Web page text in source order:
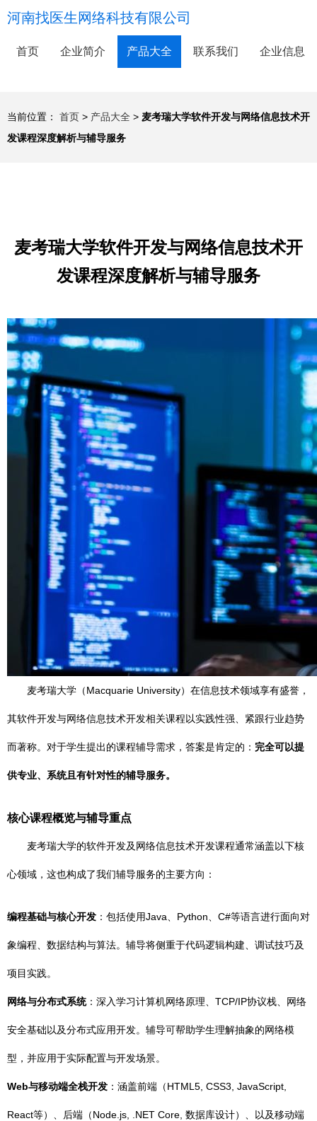
河南找医生网络科技有限公司
首页 企业简介 产品大全 联系我们 企业信息
当前位置： 首页 > 产品大全 > 麦考瑞大学软件开发与网络信息技术开
发课程深度解析与辅导服务
麦考瑞大学软件开发与网络信息技术开
发课程深度解析与辅导服务
麦考瑞大学（Macquarie University）在信息技术领域享有盛誉，
其软件开发与网络信息技术开发相关课程以实践性强、紧跟行业趋势
而著称。对于学生提出的课程辅导需求，答案是肯定的： 完全可以提
供专业、系统且有针对性的辅导服务。
核心课程概览与辅导重点
麦考瑞大学的软件开发及网络信息技术开发课程通常涵盖以下核
心领域，这也构成了我们辅导服务的主要方向：
编程基础与核心开发 ：包括使用Java、Python、C#等语言进行面向对
象编程、数据结构与算法。辅导将侧重于代码逻辑构建、调试技巧及
项目实践。
网络与分布式系统：深入学习计算机网络原理、TCP/IP协议栈、网络
安全基础以及分布式应用开发。辅导可帮助学生理解抽象的网络模
型，并应用于实际配置与开发场景。
Web与移动端全栈开发 ：涵盖前端（HTML5, CSS3, JavaScript,
React等）、后端（Node.js, .NET Core, 数据库设计）、以及移动端